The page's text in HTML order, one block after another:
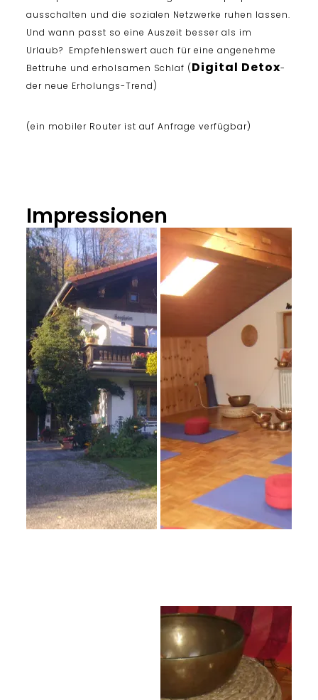
ausschalten und die sozialen Netzwerke ruhen lassen.
Und wann passt so eine Auszeit besser als im
Urlaub? Empfehlenswert auch für eine angenehme
Bettruhe und erholsamen Schlaf (Digital Detox-
der neue Erholungs-Trend)
(ein mobiler Router ist auf Anfrage verfügbar)
Impressionen